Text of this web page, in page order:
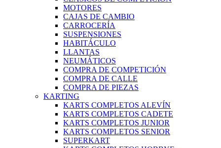
MOTORES
CAJAS DE CAMBIO
CARROCERÍA
SUSPENSIONES
HABITÁCULO
LLANTAS
NEUMÁTICOS
COMPRA DE COMPETICIÓN
COMPRA DE CALLE
COMPRA DE PIEZAS
KARTING
KARTS COMPLETOS ALEVÍN
KARTS COMPLETOS CADETE
KARTS COMPLETOS JUNIOR
KARTS COMPLETOS SENIOR
SUPERKART